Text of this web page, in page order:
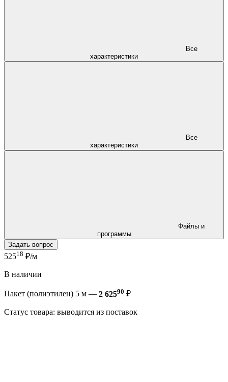
характеристики
характеристики
программы
Задать вопрос
52518 ₽/м
В наличии
Пакет (полиэтилен) 5 м — 2 62590 ₽
Статус товара: выводится из поставок